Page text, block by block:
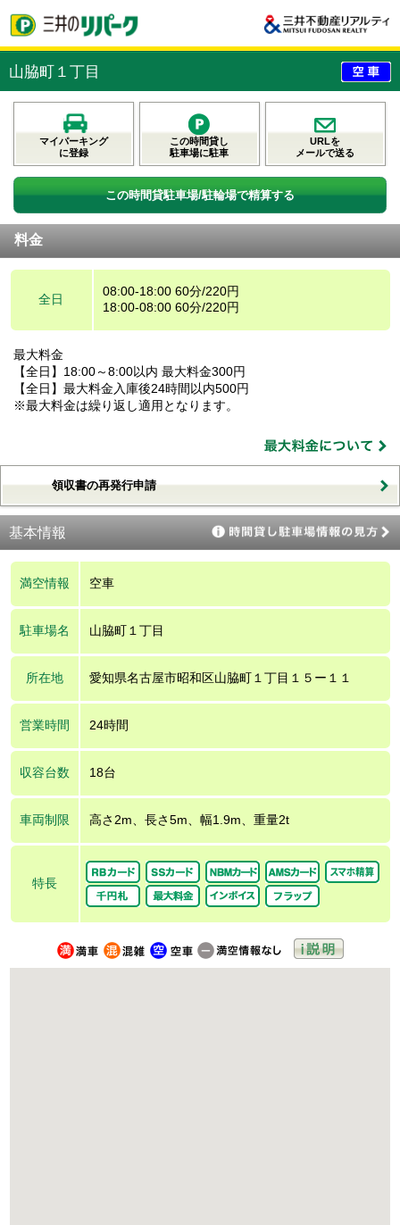
山脇町１丁目
マイパーキング
に登録
この時間貸し
駐車場に駐車
URLを
メールで送る
この時間貸駐車場/駐輪場で精算する
料金
全日
08:00-18:00 60分/220円
18:00-08:00 60分/220円
最大料金
【全日】18:00～8:00以内 最大料金300円
【全日】最大料金入庫後24時間以内500円
※最大料金は繰り返し適用となります。
領収書の再発行申請
基本情報
満空情報 空車
駐車場名 山脇町１丁目
所在地 愛知県名古屋市昭和区山脇町１丁目１５ー１１
営業時間 24時間
収容台数 18台
車両制限 高さ2m、長さ5m、幅1.9m、重量2t
特長